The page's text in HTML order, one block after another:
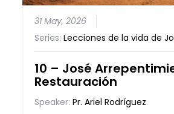
31 May, 2026
Series:Lecciones de la vida de
10 – José
Restauración
Speaker:Pr. Ariel Rodríguez